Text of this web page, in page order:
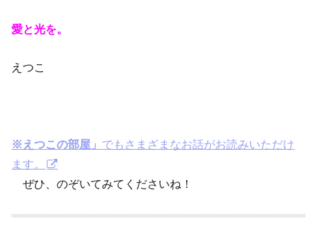
愛と光を。
えつこ
※えつこの部屋」 でもさまざまなお話がお読みいただけ
ます。
ぜひ、のぞいてみてくださいね！